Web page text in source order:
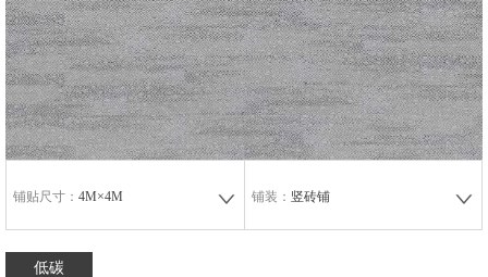
铺贴尺寸： 4M×4M 铺装： 竖砖铺
低碳